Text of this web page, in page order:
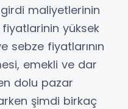
maliyetlerinin
yüksek
sebze fiyatlarının
emekli ve dar
dolu pazar
şimdi birkaç